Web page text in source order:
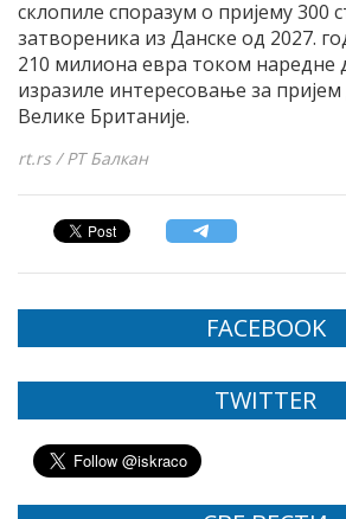
склопиле споразум о пријему 300
затвореника из Данске од 2027.
210 милиона евра током наредне
изразиле интересовање за
Велике Британије.
rt.rs / РТ Балкан
FACEBOOK
TWITTER